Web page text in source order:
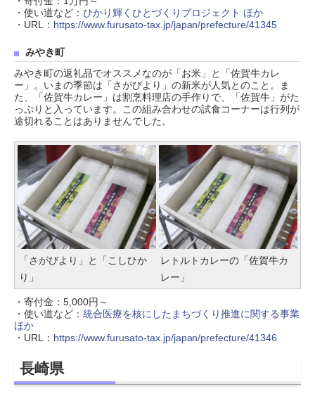
・使い道など： ひかり輝くひとづくりプロジェクト ほか
・URL： https://www.furusato-tax.jp/japan/prefecture/41345
みやき町
みやき町の返礼品でオススメなのが「お米」と「佐賀牛カレ
ー」。いまの季節は「さがびより」の新米が人気とのこと。ま
た、「佐賀牛カレー」は割烹料理店の手作りで、「佐賀牛」がた
っぷりと入っています。この組み合わせの試食コーナーは行列が
途切れることはありませんでした。
「さがびより」と「こしひか
り」
レトルトカレーの「佐賀牛カ
レー」
・寄付金：5,000円～
・使い道など： 統合医療を核にしたまちづくり推進に関する事業
ほか
・URL： https://www.furusato-tax.jp/japan/prefecture/41346
長崎県